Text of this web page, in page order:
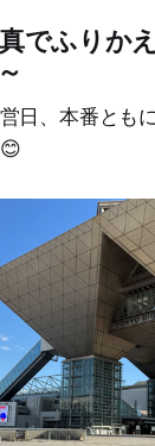
でふりか
日、本番とも